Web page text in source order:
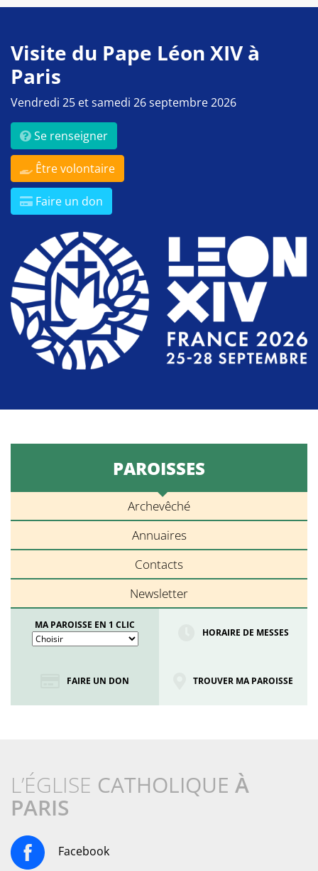
Visite du Pape Léon XIV à
Paris
Vendredi 25 et samedi 26 septembre 2026
Se renseigner
Être volontaire
Faire un don
PAROISSES
Archevêché
Annuaires
Contacts
Newsletter
MA PAROISSE EN 1 CLIC
HORAIRE DE MESSES
FAIRE UN DON TROUVER MA PAROISSE
L’ÉGLISE CATHOLIQUE À
PARIS
Facebook